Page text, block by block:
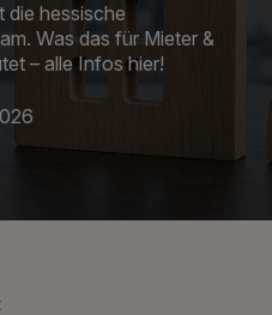
die hessische
Was das für Mieter &
– alle Infos hier!